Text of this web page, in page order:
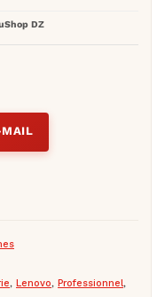
DZ
MAIL
, Lenovo, Professionnel,